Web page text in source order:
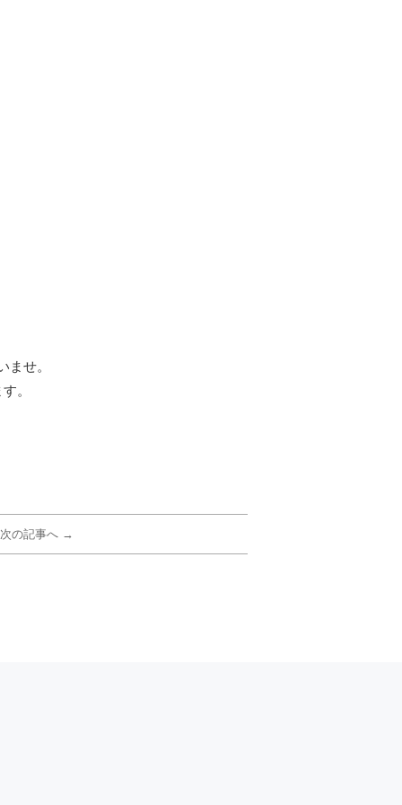
せ。
。
次の記事へ →